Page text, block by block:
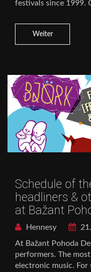
festivals since 1999.
Weiter
Schedule of
headliners &
at Bažant
Hennesy
At Bažant Pohoda
performers. The
electronic music. For